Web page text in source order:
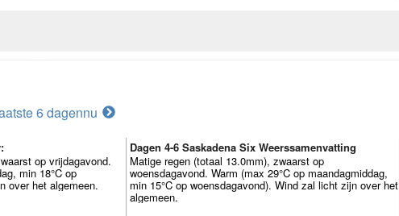
6 dagennu
op vrijdagavond.
min 18°C op
over het algemeen.
Dagen 4-6 Saskadena Six Weerssamenvatting
Matige regen (totaal 13.0mm), zwaarst op
woensdagavond. Warm (max 29°C op maandagmiddag,
min 15°C op woensdagavond). Wind zal licht zijn over het
algemeen.